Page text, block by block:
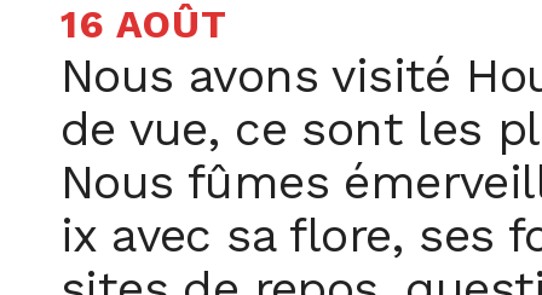
16 AOÛT
Nous avons visité
de vue, ce sont les
Nous fûmes
ix avec sa flore, ses